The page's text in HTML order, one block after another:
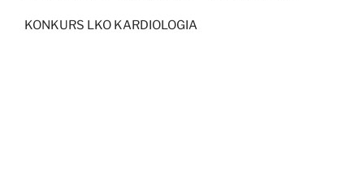
KONKURS LKO KARDIOLOGIA